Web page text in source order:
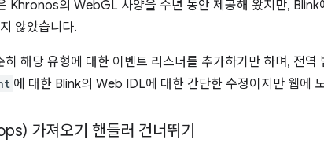
Khronos의 WebGL 사양을 수년 동안 제공해 왔지만, Blink
않았습니다.
해당 유형에 대한 이벤트 리스너를 추가하기만 하며, 전역
에 대한 Blink의 Web IDL에 대한 간단한 수정이지만 웹에
가져오기 핸들러 건너뛰기